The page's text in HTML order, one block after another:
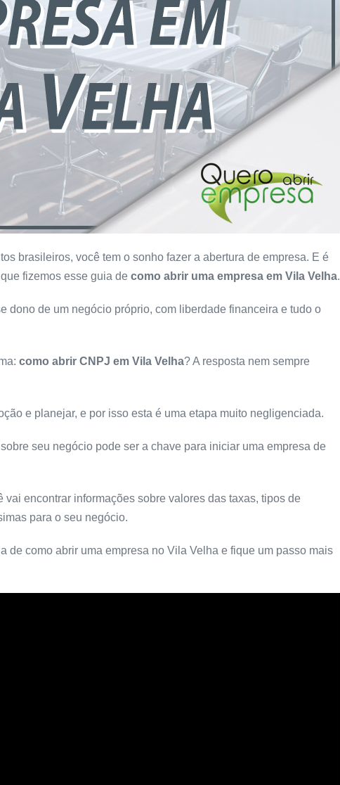
brasileiros, você tem o sonho fazer a abertura de empresa. E é
fizemos esse guia de como abrir uma empresa em Vila Velha.
dono de um negócio próprio, com liberdade financeira e tudo o
como abrir CNPJ em Vila Velha? A resposta nem sempre
e planejar, e por isso esta é uma etapa muito negligenciada.
seu negócio pode ser a chave para iniciar uma empresa de
encontrar informações sobre valores das taxas, tipos de
para o seu negócio.
de como abrir uma empresa no Vila Velha e fique um passo mais